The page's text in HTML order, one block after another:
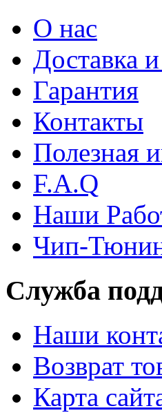
О нас
Доставка
Гарантия
Контакты
Полезная
F.A.Q
Наши
Чип-
Служба
Наши
Возврат
Карта